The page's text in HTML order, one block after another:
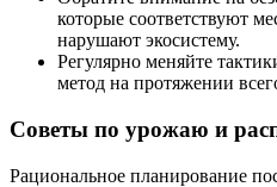
которые соответствуют
нарушают экосистему.
Регулярно меняйте
метод на протяжении
Советы по урожаю и
Рациональное планирование